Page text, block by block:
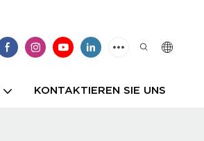
KONTAKTIEREN SIE UNS